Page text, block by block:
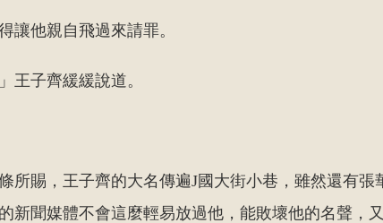
讓他親自飛過來請罪。
王子齊緩緩說道。
所賜，王子齊的大名傳遍J國大街小巷，雖然還有
新聞媒體不會這麼輕易放過他，能敗壞他的名聲，